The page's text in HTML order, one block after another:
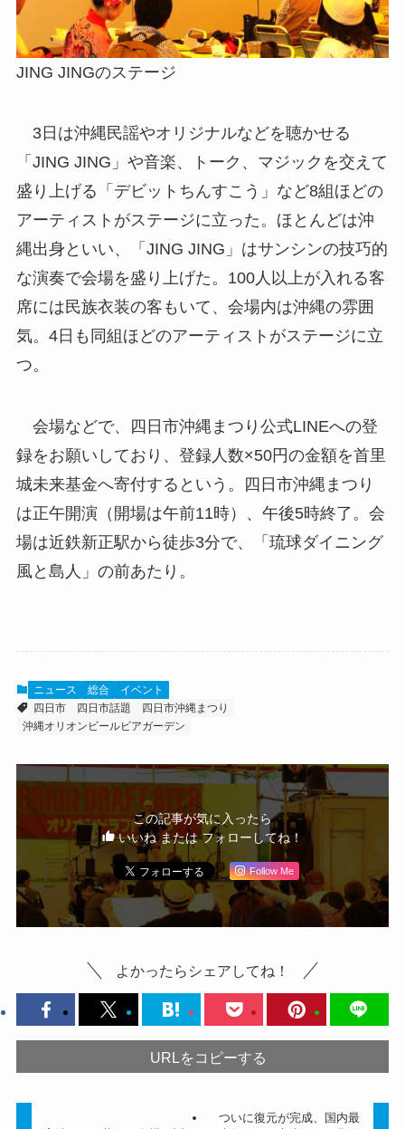
JING JINGのステージ
3日は沖縄民謡やオリジナルなどを聴かせる
「JING JING」や音楽、トーク、マジックを交えて
盛り上げる「デビットちんすこう」など8組ほどの
アーティストがステージに立った。ほとんどは沖
縄出身といい、「JING JING」はサンシンの技巧的
な演奏で会場を盛り上げた。100人以上が入れる客
席には民族衣装の客もいて、会場内は沖縄の雰囲
気。4日も同組ほどのアーティストがステージに立
つ。
会場などで、四日市沖縄まつり公式LINEへの登
録をお願いしており、登録人数×50円の金額を首里
城未来基金へ寄付するという。四日市沖縄まつり
は正午開演（開場は午前11時）、午後5時終了。会
場は近鉄新正駅から徒歩3分で、「琉球ダイニング
風と島人」の前あたり。
ニュース 総合
イベント
四日市
四日市話題
四日市沖縄まつり
沖縄オリオンビールビアガーデン
この記事が気に入ったら
いいね または フォローしてね！
Follow Me
よかったらシェアしてね！
URLをコピーする
ついに復元が完成、国内最